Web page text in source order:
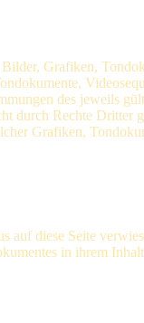
Grafiken,
des jeweils
durch Rechte
Grafiken,
auf diese Seite
in ihrem